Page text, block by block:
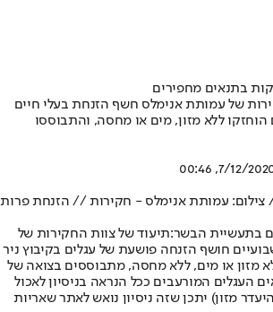
בתנאים מחפירים
של עמותת אנימלס חשף הזנחת בעלי חיים
הוחזקו ללא מזון, מים או מחסה, והתבוססו
7/12/2020,
צילום: עמותת אנימלס - חקירות // הזנחת פרות
בתעשיית הבשר:תיעוד של צוות החקירות של
חושף הזנחה פושעת של עגלים בקיבוץ ניר
מזון או מים, ללא מחסה, מתבוססים בצואה של
העגלים המורעבים ככל הנראה בניסיון לאכול
מזון) יתכן שזה ניסיון נואש לאתר שאריות